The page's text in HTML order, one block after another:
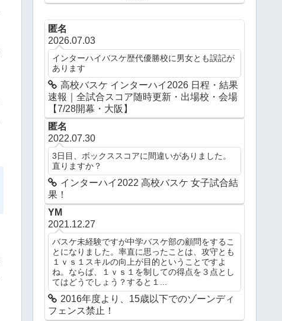
匿名
2026.07.03
インターハイバスケ歴代優勝校に男女とも誤記が
あります
高校バスケ インターハイ2026 日程・結果
速報｜全試合スコア随時更新・出場校・会場
【7/28開幕・大阪】
匿名
2022.07.30
3日目、ボックススコアに間違いがありました。
直りますか？
インターハイ2022 高校バスケ 女子試合結
果！
YM
2021.12.27
バスケ未経験ですが中学バスケ部の顧問をするこ
とになりました。率直に思ったことは、攻守とも
１ｖｓ１スキルの向上が目的ということですよ
ね。ならば、１ｖｓ１を制しての得点を３点とし
てはどうでしょう？すると１...
2016年度より、15歳以下でのゾーンディ
フェンス禁止！